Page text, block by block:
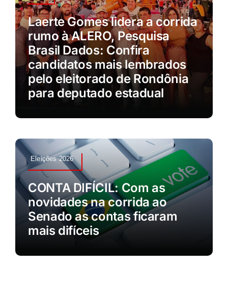
Laerte Gomes lidera a corrida
rumo à ALERO, Pesquisa
Brasil Dados: Confira
candidatos mais lembrados
pelo eleitorado de Rondônia
para deputado estadual
Eleições 2026
CONTA DIFÍCIL: Com as
novidades na corrida ao
Senado as contas ficaram
mais difíceis